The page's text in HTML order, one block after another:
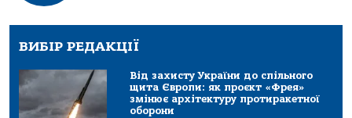
ВИБІР РЕДАКЦІЇ
Від захисту України до спільного
щита Європи: як проєкт «Фрея»
змінює архітектуру протиракетної
оборони